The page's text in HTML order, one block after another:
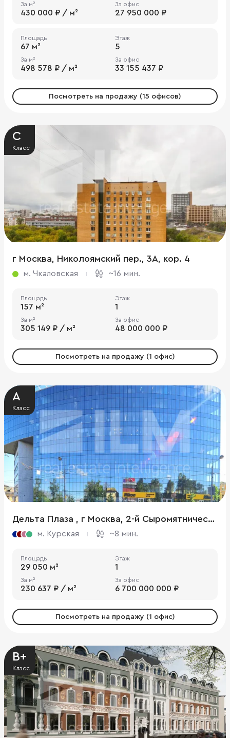
За м²
430 000 ₽ / м²
За офис
27 950 000 ₽
Площадь
67 м²
Этаж
5
За м²
498 578 ₽ / м²
За офис
33 155 437 ₽
Посмотреть на продажу (15 офисов)
C
Класс
г Москва, Николоямский пер., 3А, кор. 4
м. Чкаловская ~16 мин.
Площадь
157 м²
Этаж
1
За м²
305 149 ₽ / м²
За офис
48 000 000 ₽
Посмотреть на продажу (1 офис)
A
Класс
Дельта Плаза , г Москва, 2-й Сыромятнический пер., 1
м. Курская ~8 мин.
Площадь
29 050 м²
Этаж
1
За м²
230 637 ₽ / м²
За офис
6 700 000 000 ₽
Посмотреть на продажу (1 офис)
B+
Класс